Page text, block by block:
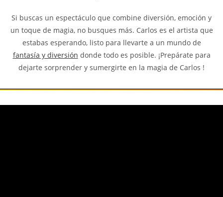
Si buscas un espectáculo que combine diversión, emoción y
un toque de magia, no busques más. Carlos es el artista que
estabas esperando, listo para llevarte a un mundo de
fantasía y diversión donde todo es posible. ¡Prepárate para
dejarte sorprender y sumergirte en la magia de Carlos !